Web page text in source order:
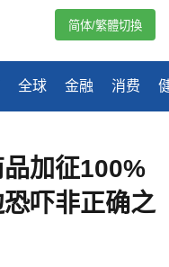
全球 金融 消费
简体/繁體切換
加征100%
吓非正确之